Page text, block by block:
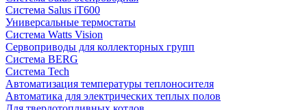
Система Salus iT600
Универсальные термостаты
Система Watts Vision
Сервоприводы для коллекторных групп
Система BERG
Система Tech
Автоматизация температуры теплоносителя
Автоматика для электрических теплых полов